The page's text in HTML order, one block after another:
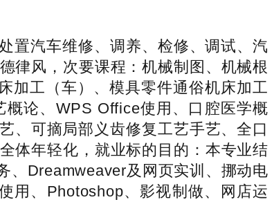
汽车维修、调养、检修、调试、汽
律风，次要课程：机械制图、机械根
加工（车）、模具零件通俗机床加工
概论、WPS Office使用、口腔医学概
、可摘局部义齿修复工艺手艺、全口
体年轻化，就业标的目的：本专业结
、Dreamweaver及网页实训、挪动电
用、Photoshop、影视制做、网店运